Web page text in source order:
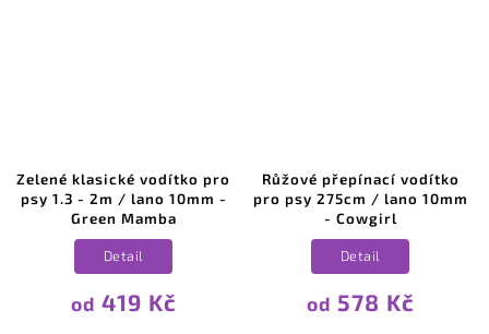
Zelené klasické vodítko pro
psy 1.3 - 2m / lano 10mm -
Green Mamba
od 419 Kč
Detail
Růžové přepínací vodítko
pro psy 275cm / lano 10mm
- Cowgirl
od 578 Kč
Detail